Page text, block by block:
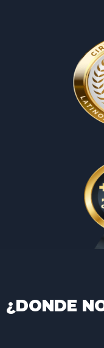
¿DONDE